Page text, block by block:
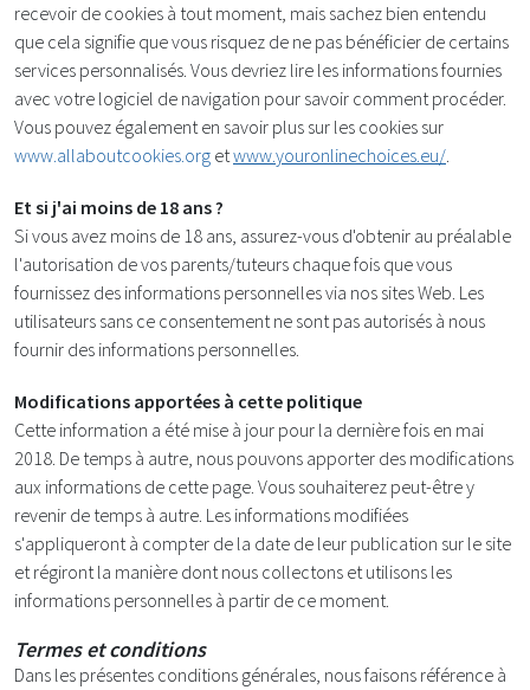
recevoir de cookies à tout moment, mais sachez bien entendu
que cela signifie que vous risquez de ne pas bénéficier de certains
services personnalisés. Vous devriez lire les informations fournies
avec votre logiciel de navigation pour savoir comment procéder.
Vous pouvez également en savoir plus sur les cookies sur
www.allaboutcookies.org etwww.youronlinechoices.eu/.
Et si j'ai moins de 18 ans ?
Si vous avez moins de 18 ans, assurez-vous d'obtenir au préalable
l'autorisation de vos parents/tuteurs chaque fois que vous
fournissez des informations personnelles via nos sites Web. Les
utilisateurs sans ce consentement ne sont pas autorisés à nous
fournir des informations personnelles.
Modifications apportées à cette politique
Cette information a été mise à jour pour la dernière fois en mai
2018. De temps à autre, nous pouvons apporter des modifications
aux informations de cette page. Vous souhaiterez peut-être y
revenir de temps à autre. Les informations modifiées
s'appliqueront à compter de la date de leur publication sur le site
et régiront la manière dont nous collectons et utilisons les
informations personnelles à partir de ce moment.
Termes et conditions
Dans les présentes conditions générales, nous faisons référence à